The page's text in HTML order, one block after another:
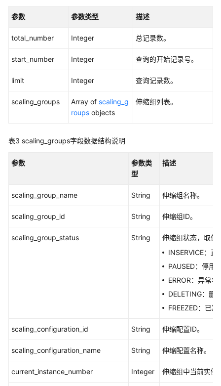
本）
PutWarmPool
暖
版
查
暖
信
查
暖
内
参数 参数类型 描述
total_number Integer 总记录数。
start_number Integer 查询的开始记录号。
limit Integer 查询记录数。
scaling_groups Array of scaling_g
roups objects
伸缩组列表。
表3 scaling_groups字段数据结构说明
参数
参数类
型
描述
scaling_group_name String 伸缩组名称。
scaling_group_id String 伸缩组ID。
scaling_group_status String
伸缩组状态，取值
INSERVICE：正
PAUSED：停用
ERROR：异常状
DELETING：删
FREEZED：已冻
scaling_configuration_id String 伸缩配置ID。
scaling_configuration_name String 伸缩配置名称。
current_instance_number Integer 伸缩组中当前实例